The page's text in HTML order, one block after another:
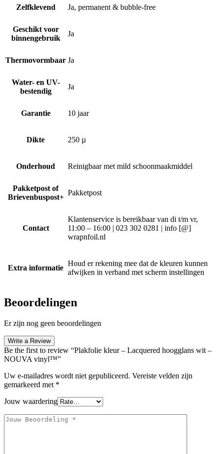
Zelfklevend Ja, permanent & bubble-free
Geschikt voor
binnengebruik
Ja
Thermovormbaar Ja
Water- en UV-
bestendig
Ja
Garantie 10 jaar
Dikte 250 µ
Onderhoud Reinigbaar met mild schoonmaakmiddel
Pakketpost of
Brievenbuspost+
Pakketpost
Contact
Klantenservice is bereikbaar van di t/m vr,
11:00 – 16:00 | 023 302 0281 | info [@]
wrapnfoil.nl
Extra informatie
Houd er rekening mee dat de kleuren kunnen
afwijken in verband met scherm instellingen
Beoordelingen
Er zijn nog geen beoordelingen
Write a Review
Be the first to review “Plakfolie kleur – Lacquered hoogglans wit –
NOUVA vinyl™”
Uw e-mailadres wordt niet gepubliceerd. Vereiste velden zijn
gemarkeerd met *
Jouw waardering